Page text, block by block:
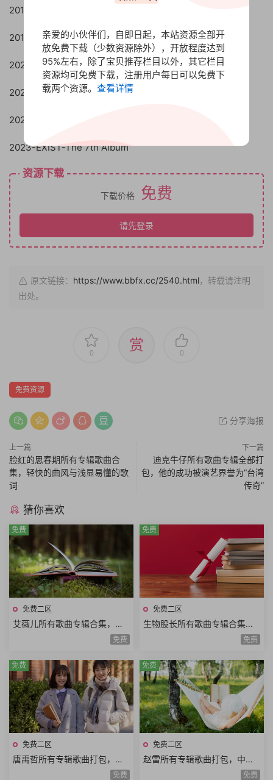
2019-Activate
2019-OBSESSION-The 6th Album
2020-EXO PLANET #5 – EXplOration -Live
2021-DON’T FIGHT THE FEELING-Special Album
2023-BIRD (THE BEST Ver.)
2023-EXIST-The 7th Album
资源下载
下载价格 免费
请先登录
原文链接： https://www.bbfx.cc/2540.html，转载请注明
出处。
0 赏 0
免费资源
分享海报
上一篇
脸红的思春期所有专辑歌曲合
集，轻快的曲风与浅显易懂的歌
词
下一篇
迪克牛仔所有歌曲专辑全部打
包，他的成功被演艺界誉为“台湾
传奇”
猜你喜欢
免费二区
艾薇儿所有歌曲专辑合集，永
免费
免费
免费二区
生物股长所有歌曲专辑合集，
免费
免费
免费二区
唐禹哲所有专辑歌曲打包，中
免费
免费
免费二区
赵雷所有专辑歌曲打包，中国
免费
免费
亲爱的小伙伴们，自即日起，本站资源全部开
放免费下载（少数资源除外），开放程度达到
95%左右，除了宝贝推荐栏目以外，其它栏目
资源均可免费下载，注册用户每日可以免费下
载两个资源。 查看详情